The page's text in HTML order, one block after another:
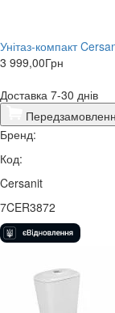
Унітаз-компакт
3 999,00Грн
Доставка 7-30 днів
Бренд:
Код:
Cersanit
7CER3872